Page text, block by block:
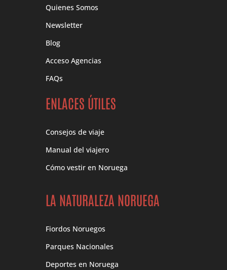
Quienes Somos
Newsletter
Blog
Acceso Agencias
FAQs
ENLACES ÚTILES
Consejos de viaje
Manual del viajero
Cómo vestir en Noruega
LA NATURALEZA NORUEGA
Fiordos Noruegos
Parques Nacionales
Deportes en Noruega